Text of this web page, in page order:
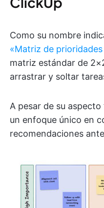
Como su nombre
«Matriz de
matriz estándar de
arrastrar y soltar
A pesar de su
un enfoque único en
recomendaciones